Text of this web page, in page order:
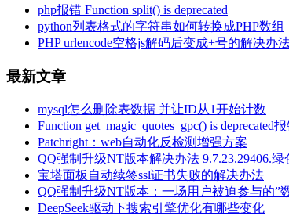
php报错 Function split() is deprecated
python列表格式的字符串如何转换成PHP数组
PHP urlencode空格js解码后变成+号的解决办
最新文章
mysql怎么删除表数据 并让ID从1开始计数
Function get_magic_quotes_gpc() is deprecated
Patchright：web自动化反检测增强方案
QQ强制升级NT版本解决办法 9.7.23.29406.绿
宝塔面板自动续签ssl证书失败的解决办法
QQ强制升级NT版本：一场用户被迫参与的”
DeepSeek驱动下搜索引擎优化有哪些变化